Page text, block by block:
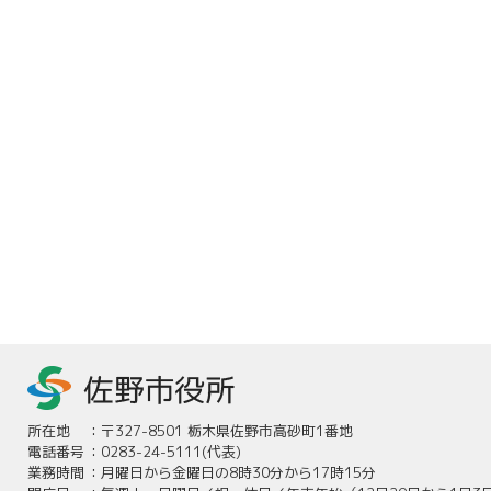
所在地 ： 〒327-8501 栃木県佐野市高砂町1番地
電話番号 ： 0283-24-5111(代表)
業務時間 ： 月曜日から金曜日の8時30分から17時15分